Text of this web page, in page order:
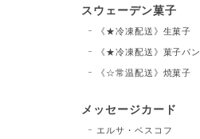
スウェーデン菓子
《★冷凍配送》生菓子
《★冷凍配送》菓子パン
《☆常温配送》焼菓子
メッセージカード
エルサ・ベスコフ